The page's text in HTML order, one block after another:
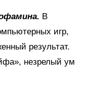
В
игр,
результат.
незрелый ум